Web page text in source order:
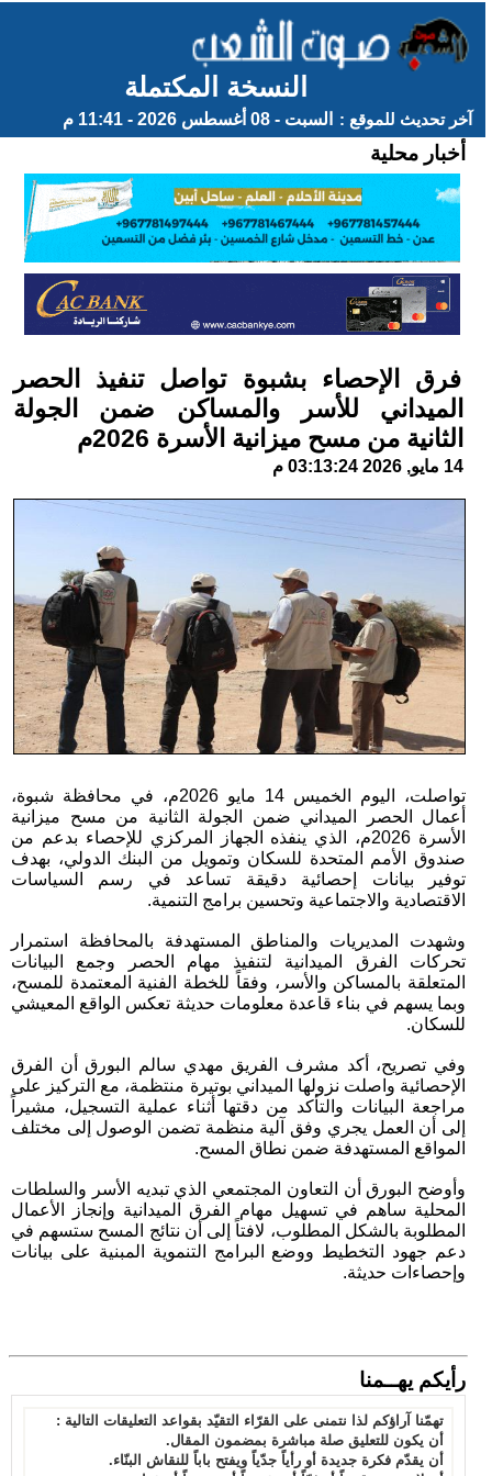
النسخة المكتملة
آخر تحديث للموقع : السبت - 08 أغسطس 2026 - 11:41 م
أخبار محلية
فرق الإحصاء بشبوة تواصل تنفيذ الحصر
الميداني للأسر والمساكن ضمن الجولة
الثانية من مسح ميزانية الأسرة 2026م
14 مايو, 2026 03:13:24 م
تواصلت، اليوم الخميس 14 مايو 2026م، في محافظة شبوة،
أعمال الحصر الميداني ضمن الجولة الثانية من مسح ميزانية
الأسرة 2026م، الذي ينفذه الجهاز المركزي للإحصاء بدعم من
صندوق الأمم المتحدة للسكان وتمويل من البنك الدولي، بهدف
توفير بيانات إحصائية دقيقة تساعد في رسم السياسات
الاقتصادية والاجتماعية وتحسين برامج التنمية.
وشهدت المديريات والمناطق المستهدفة بالمحافظة استمرار
تحركات الفرق الميدانية لتنفيذ مهام الحصر وجمع البيانات
المتعلقة بالمساكن والأسر، وفقاً للخطة الفنية المعتمدة للمسح،
وبما يسهم في بناء قاعدة معلومات حديثة تعكس الواقع المعيشي
للسكان.
وفي تصريح، أكد مشرف الفريق مهدي سالم البورق أن الفرق
الإحصائية واصلت نزولها الميداني بوتيرة منتظمة، مع التركيز على
مراجعة البيانات والتأكد من دقتها أثناء عملية التسجيل، مشيراً
إلى أن العمل يجري وفق آلية منظمة تضمن الوصول إلى مختلف
المواقع المستهدفة ضمن نطاق المسح.
وأوضح البورق أن التعاون المجتمعي الذي تبديه الأسر والسلطات
المحلية ساهم في تسهيل مهام الفرق الميدانية وإنجاز الأعمال
المطلوبة بالشكل المطلوب، لافتاً إلى أن نتائج المسح ستسهم في
دعم جهود التخطيط ووضع البرامج التنموية المبنية على بيانات
وإحصاءات حديثة.
رأيكم يهــمنا
تهمّنا آراؤكم لذا نتمنى على القرّاء التقيّد بقواعد التعليقات التالية :
أن يكون للتعليق صلة مباشرة بمضمون المقال.
أن يقدّم فكرة جديدة أو رأياً جدّياً ويفتح باباً للنقاش البنّاء.